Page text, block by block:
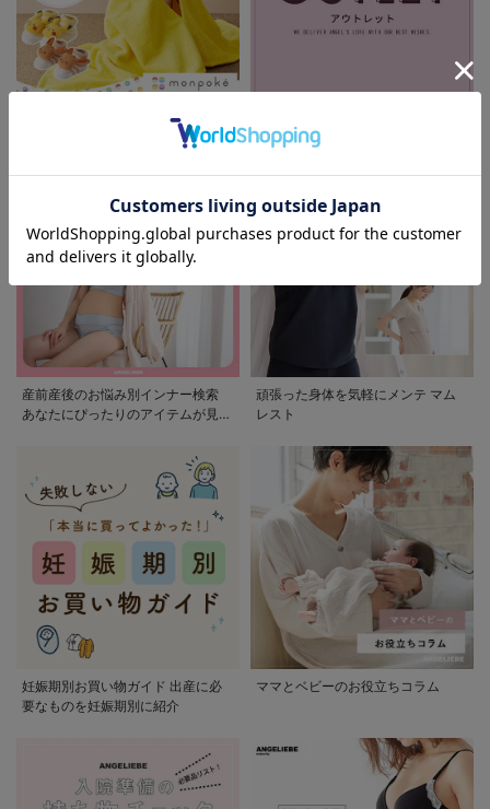
産前産後のお悩み別インナー検索
あなたにぴったりのアイテムが見つ
頑張った身体を気軽にメンテ マム
レスト
妊娠期別お買い物ガイド 出産に必
要なものを妊娠期別に紹介
ママとベビーのお役立ちコラム